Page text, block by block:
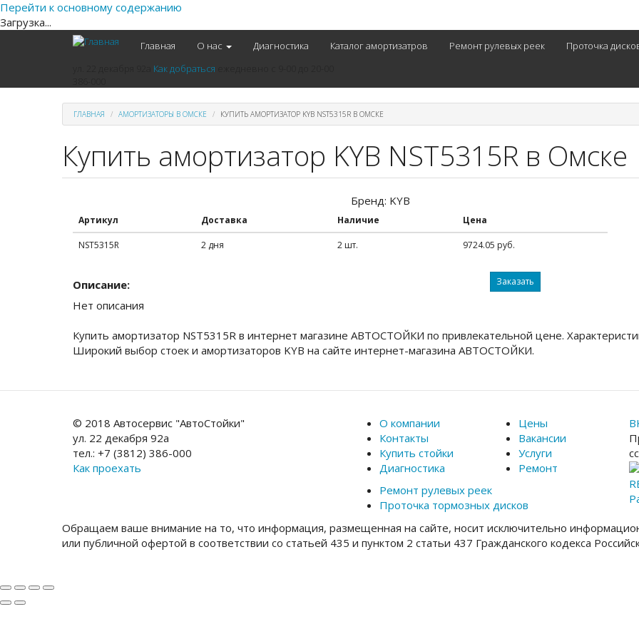
Перейти к основному содержанию
Загрузка...
Главная О нас Диагностика Каталог амортизатров Ремонт рулевых реек Проточка
Как добраться
ГЛАВНАЯ АМОРТИЗАТОРЫ В ОМСКЕ КУПИТЬ АМОРТИЗАТОР KYB NST5315R В ОМСКЕ
Купить амортизатор KYB NST5315R в Омске
Бренд: KYB
Артикул Доставка Наличие Цена
NST5315R 2 дня 2 шт. 9724.05 руб.
Описание:
Нет описания
Заказать
Купить амортизатор NST5315R в интернет магазине АВТОСТОЙКИ по привлекательной цене.
Широкий выбор стоек и амортизаторов KYB на сайте интернет-магазина АВТОСТОЙКИ.
© 2018 Автосервис "АвтоСтойки"
ул. 22 декабря 92а
тел.: +7 (3812) 386-000
Как проехать
О компании
Контакты
Купить стойки
Диагностика
Цены
Вакансии
Услуги
Ремонт
Ремонт рулевых реек
Проточка тормозных дисков
Обращаем ваше внимание на то, что информация, размещенная на сайте, носит исключительно
или публичной офертой в соответствии со статьей 435 и пунктом 2 статьи 437 Гражданского кодекса